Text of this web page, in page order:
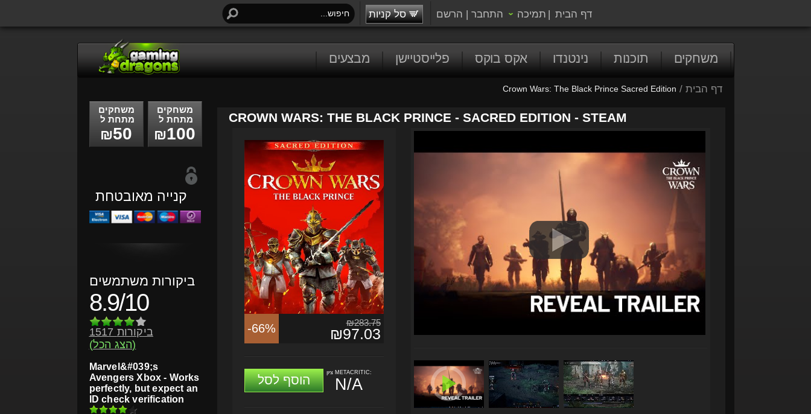
דף הבית | תמיכה התחבר | הרשם סל קניות
מבצעים פלייסטיישן אקס בוקס נינטנדו תוכנות משחקים
דף הבית /
Crown Wars: The Black Prince Sacred Edition
משחקים
מתחת ל
₪50
משחקים
מתחת ל
₪100
קנייה מאובטחת
ביקורות משתמשים
8.9/10
1517 ביקורות
(הצג הכל)
Marvel&#039;s
Avengers Xbox - Works
perfectly, but expect an
ID check verification
CROWN WARS: THE BLACK PRINCE - SACRED EDITION - STEAM
-66% ₪283.75
₪97.03
הוסף לסל
ציון METACRITIC:
N/A